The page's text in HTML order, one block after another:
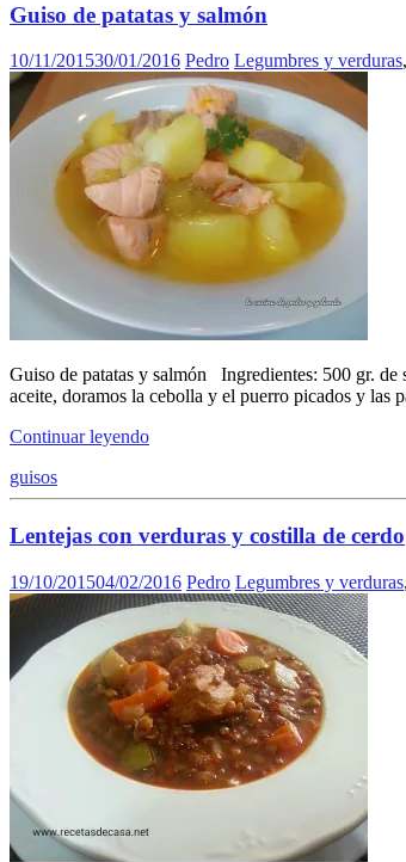
Guiso de patatas y salmón
10/11/201530/01/2016 Pedro Legumbres y verduras,
Guiso de patatas y salmón Ingredientes: 500 gr. de
aceite, doramos la cebolla y el puerro picados y
Continuar leyendo
guisos
Lentejas con verduras y costilla de cerdo
19/10/201504/02/2016 Pedro Legumbres y verduras,